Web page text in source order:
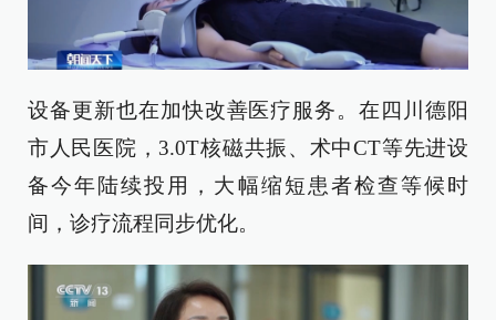
设备更新也在加快改善医疗服务。在四川德阳
市人民医院，3.0T核磁共振、术中CT等先进设
备今年陆续投用，大幅缩短患者检查等候时
间，诊疗流程同步优化。